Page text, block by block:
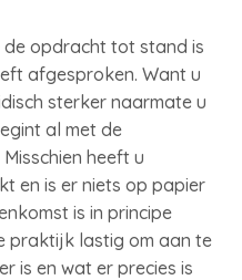
opdracht tot stand is
afgesproken. Want u
sterker naarmate u
al met de
heeft u
en is er niets op papier
is in principe
praktijk lastig om aan te
is en wat er precies is